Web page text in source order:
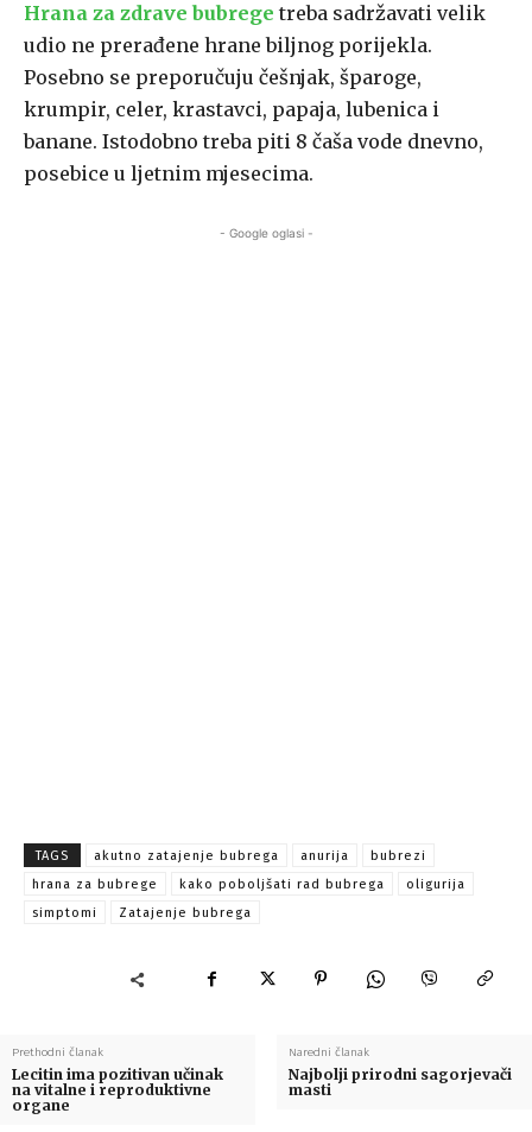
Hrana za zdrave bubrege treba sadržavati velik
udio ne prerađene hrane biljnog porijekla.
Posebno se preporučuju češnjak, šparoge,
krumpir, celer, krastavci, papaja, lubenica i
banane. Istodobno treba piti 8 čaša vode dnevno,
posebice u ljetnim mjesecima.
- Google oglasi -
TAGS akutno zatajenje bubrega anurija
bubrezi
hrana za bubrege
kako poboljšati rad bubrega
oligurija
simptomi
Zatajenje bubrega
Prethodni članak
Lecitin ima pozitivan učinak
na vitalne i reproduktivne
organe
Naredni članak
Najbolji prirodni sagorjevači
masti